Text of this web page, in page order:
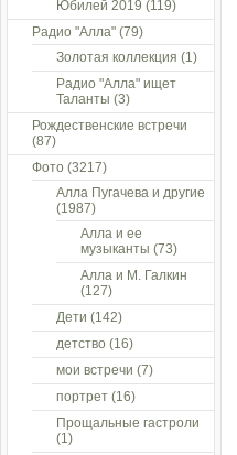
Юбилей 2019 (119)
Радио "Алла" (79)
Золотая коллекция (1)
Радио "Алла" ищет
Таланты (3)
Рождественские встречи
(87)
Фото (3217)
Алла Пугачева и другие
(1987)
Алла и ее
музыканты (73)
Алла и М. Галкин
(127)
Дети (142)
детство (16)
мои встречи (7)
портрет (16)
Прощальные гастроли
(1)